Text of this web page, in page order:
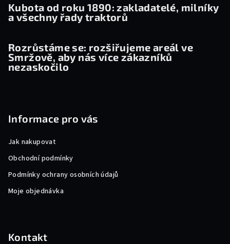
Kubota od roku 1890: zakladatelé, milníky
a všechny řady traktorů
Rozrůstáme se: rozšiřujeme areál ve
Smržově, aby nás více zákazníků
nezaskočilo
Informace pro vás
Jak nakupovat
Obchodní podmínky
Podmínky ochrany osobních údajů
Moje objednávka
Kontakt